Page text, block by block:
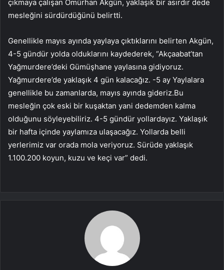
çıkmaya çalışan Ömürhan Akgün, yaklaşık bir asırdır dede
mesleğini sürdürdüğünü belirtti.
Genellikle mayıs ayında yaylaya çıktıklarını belirten Akgün,
4-5 gündür yolda olduklarını kaydederek, “Akçaabat’tan
Yağmurdere’deki Gümüşhane yaylasına gidiyoruz.
Yağmurdere’de yaklaşık 4 gün kalacağız. -5 ay Yaylalara
genellikle bu zamanlarda, mayıs ayında gideriz.Bu
mesleğin çok eski bir kuşaktan yani dedemden kalma
olduğunu söyleyebiliriz. 4-5 gündür yollardayız. Yaklaşık
bir hafta içinde yaylamıza ulaşacağız. Yollarda belli
yerlerimiz var orada mola veriyoruz. Sürüde yaklaşık
1.100.200 koyun, kuzu ve keçi var” dedi.